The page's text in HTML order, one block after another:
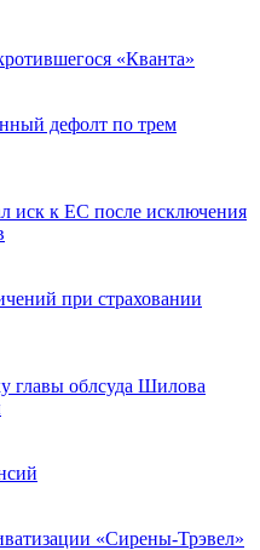
«Кванта»
дефолт по трем
иск к ЕС после исключения
при страховании
главы облсуда Шилова
«Сирены-Трэвел»